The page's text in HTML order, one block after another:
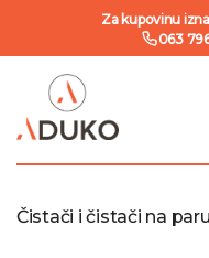
Za kupovinu
063
Čistači i čistači na paru